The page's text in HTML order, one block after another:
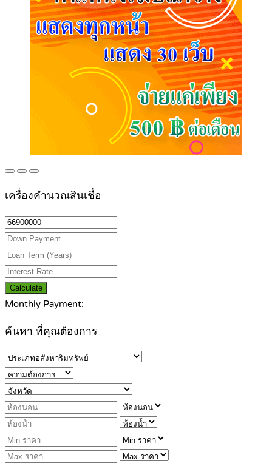
เครื่องคำนวณสินเชื่อ
Calculate
Monthly Payment:
ค้นหา ที่คุณต้องการ